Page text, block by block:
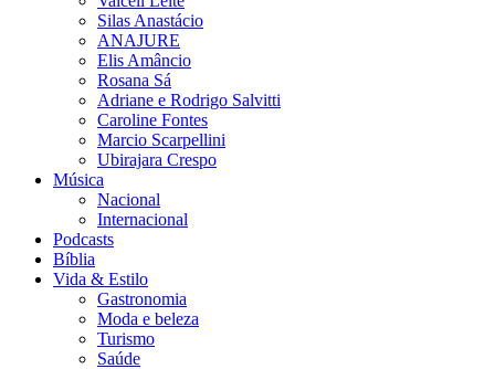
Silas Anastácio
ANAJURE
Elis Amâncio
Rosana Sá
Adriane e Rodrigo Salvitti
Caroline Fontes
Marcio Scarpellini
Ubirajara Crespo
Música
Nacional
Internacional
Podcasts
Bíblia
Vida & Estilo
Gastronomia
Moda e beleza
Turismo
Saúde